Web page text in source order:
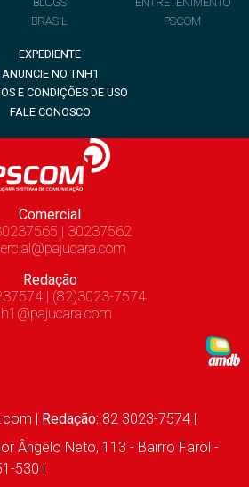
BRASIL
PSCOM
EXPEDIENTE
ANUNCIE NO TNH1
E CONDIÇÕES DE USO
FALE CONOSCO
Comercial
| 30237562
Redação
| (82)3023-7574
| Redação: 82 3023-7574 |
Ângelo Neto, 113 - Bairro Farol -
530 |